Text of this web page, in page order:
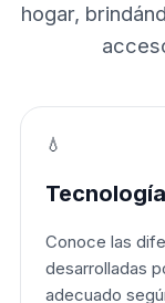
hogar,
💧
Conoce las
desarrolladas
adecuado